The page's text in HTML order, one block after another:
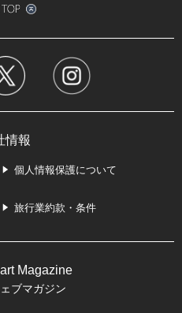
情報
個人情報保護について
旅行業約款・条件
Magazine
ブマガジン